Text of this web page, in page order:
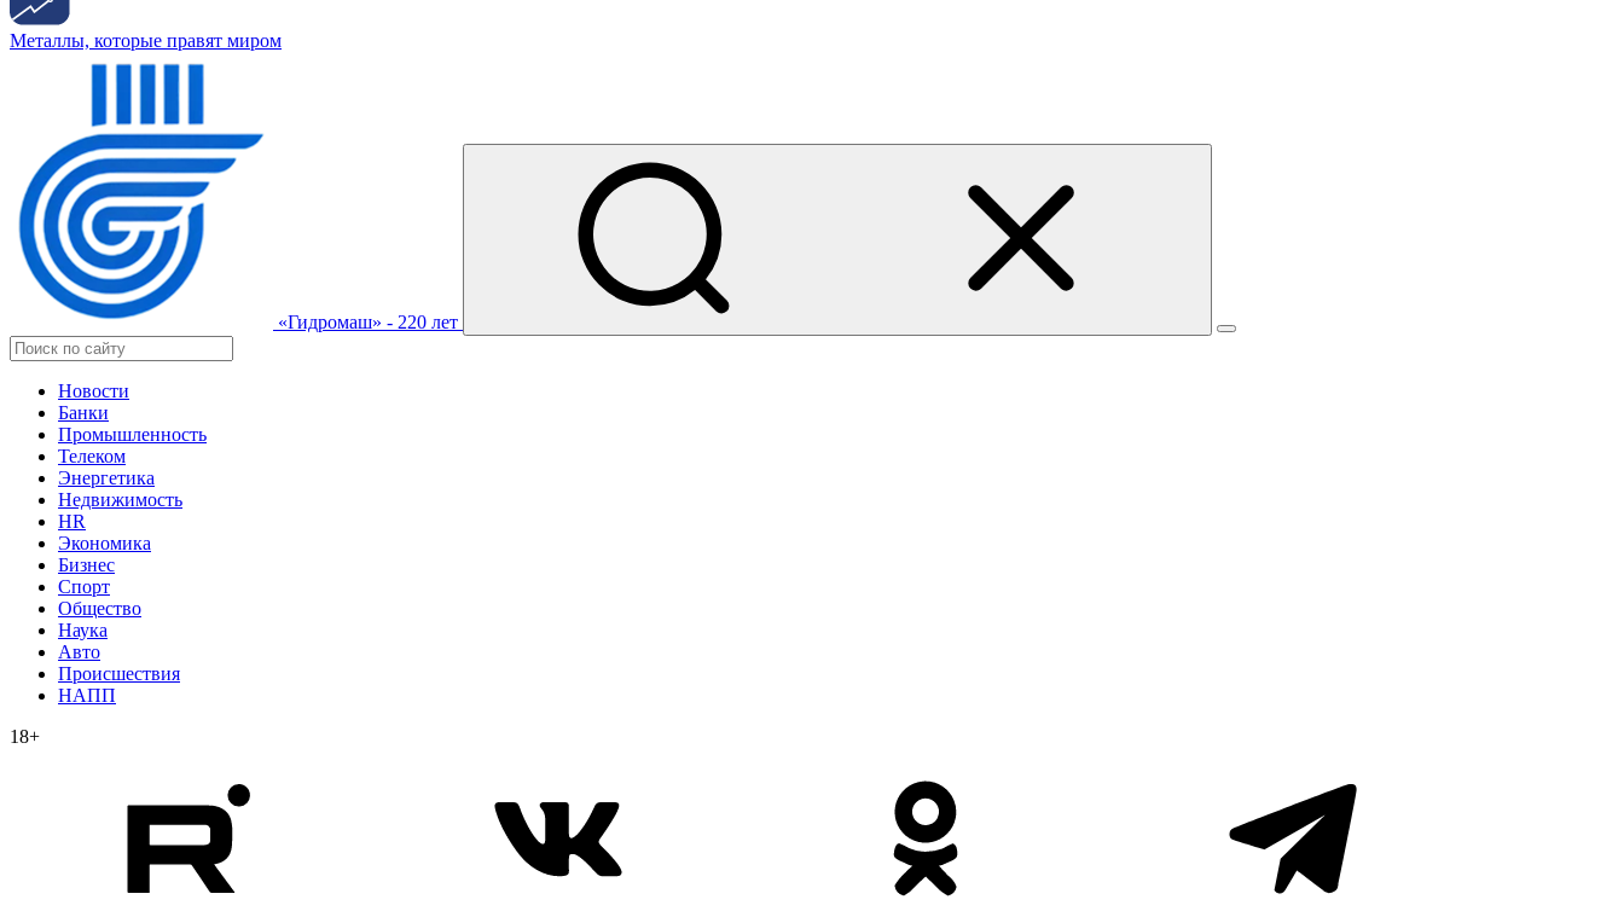
Металлы, которые правят миром
«Гидромаш» - 220 лет
Новости
Банки
Промышленность
Телеком
Энергетика
Недвижимость
HR
Экономика
Бизнес
Спорт
Общество
Наука
Авто
Происшествия
НАПП
18+